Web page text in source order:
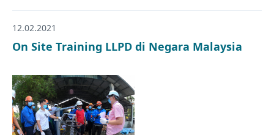
12.02.2021
On Site Training LLPD di Negara Malaysia